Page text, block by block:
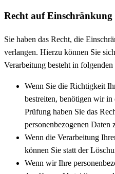
Recht auf
Sie haben das Recht, die
verlangen. Hierzu können Sie
Verarbeitung besteht in folgenden
Wenn Sie die Richtigkeit
bestreiten, benötigen wir
Prüfung haben Sie das
personenbezogenen Daten
Wenn die Verarbeitung
können Sie statt der
Wenn wir Ihre